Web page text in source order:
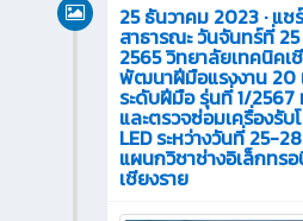
25 ธันวาคม 2023 · แช
สาธารณะ วันจันทร์ที่
2565 วิทยาลัยเทคนิค
พัฒนาฝีมือแรงงาน 20
ระดับฝีมือ รุ่นที่ 1/2567
และตรวจซ่อมเครื่องรั
LED ระหว่างวันที่ 25-
แผนกวิชาช่างอิเล็กทร
เชียงราย